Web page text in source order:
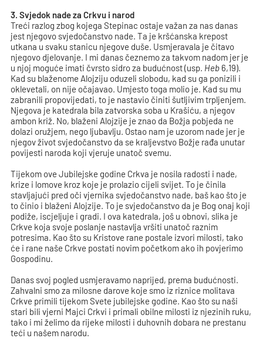
3. Svjedok nade za Crkvu i narod
Treći razlog zbog kojega Stepinac ostaje važan za nas danas
jest njegovo svjedočanstvo nade. Ta je kršćanska krepost
utkana u svaku stanicu njegove duše. Usmjeravala je čitavo
njegovo djelovanje. I mi danas čeznemo za takvom nadom jer je
u njoj moguće imati čvrsto sidro za budućnost (usp. Heb 6,19).
Kad su blaženome Alojziju oduzeli slobodu, kad su ga ponizili i
oklevetali, on nije očajavao. Umjesto toga molio je. Kad su mu
zabranili propovijedati, to je nastavio činiti šutljivim trpljenjem.
Njegova je katedrala bila zatvorska soba u Krašiću, a njegov
ambon križ. No, blaženi Alojzije je znao da Božja pobjeda ne
dolazi oružjem, nego ljubavlju. Ostao nam je uzorom nade jer je
njegov život svjedočanstvo da se kraljevstvo Božje rađa unutar
povijesti naroda koji vjeruje unatoč svemu.
Tijekom ove Jubilejske godine Crkva je nosila radosti i nade,
krize i lomove kroz koje je prolazio cijeli svijet. To je činila
stavljajući pred oči vjernika svjedočanstvo nade, baš kao što je
to činio i blaženi Alojzije. To je svjedočanstvo da je Bog onaj koji
podiže, iscjeljuje i gradi. I ova katedrala, još u obnovi, slika je
Crkve koja svoje poslanje nastavlja vršiti unatoč raznim
potresima. Kao što su Kristove rane postale izvori milosti, tako
će i rane naše Crkve postati novim početkom ako ih povjerimo
Gospodinu.
Danas svoj pogled usmjeravamo naprijed, prema budućnosti.
Zahvalni smo za milosne darove koje smo iz riznice molitava
Crkve primili tijekom Svete jubilejske godine. Kao što su naši
stari bili vjerni Majci Crkvi i primali obilne milosti iz njezinih ruku,
tako i mi želimo da rijeke milosti i duhovnih dobara ne prestanu
teći u našem narodu.